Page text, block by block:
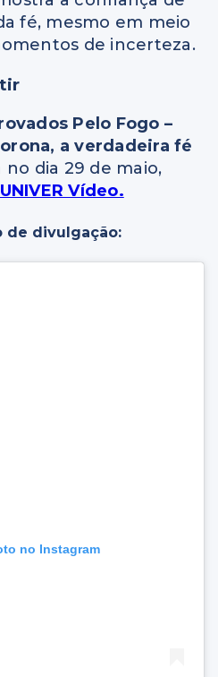
fé, mesmo em meio
de incerteza.
Pelo Fogo –
a verdadeira fé
no dia 29 de maio,
UNIVER Vídeo.
de divulgação:
no Instagram